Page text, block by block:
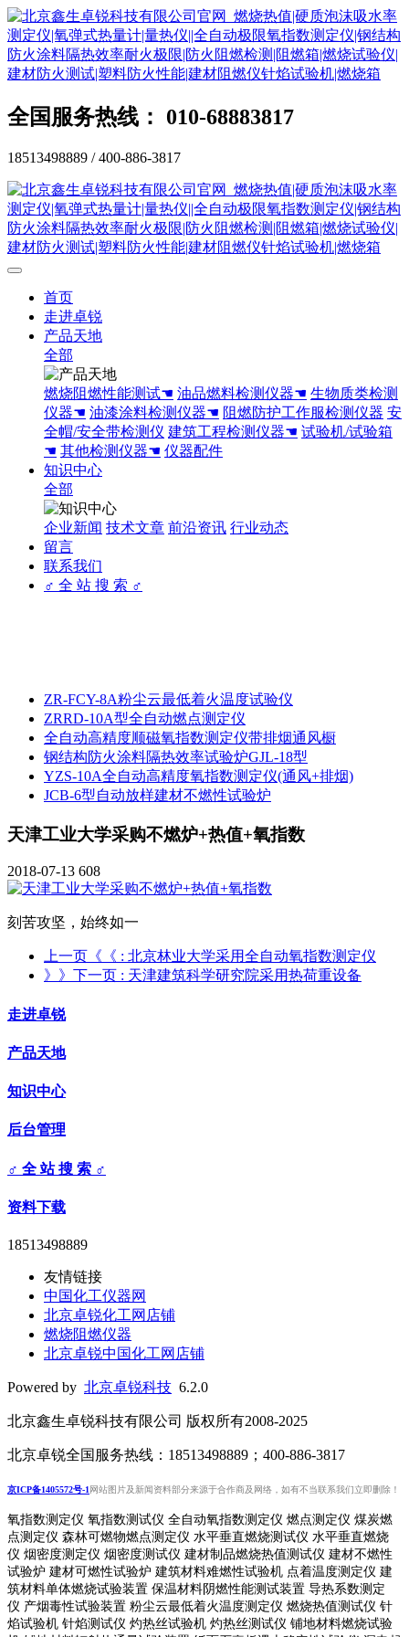
全国服务热线： 010-68883817
18513498889 / 400-886-3817
首页
走进卓锐
产品天地
全部
燃烧阻燃性能测试☚ 油品燃料检测仪器☚ 生物质类检测
仪器☚ 油漆涂料检测仪器☚ 阻燃防护工作服检测仪器 安
全帽/安全带检测仪 建筑工程检测仪器☚ 试验机/试验箱
☚ 其他检测仪器☚ 仪器配件
知识中心
全部
企业新闻 技术文章 前沿资讯 行业动态
留言
联系我们
♂ 全 站 搜 索 ♂
ZR-FCY-8A粉尘云最低着火温度试验仪
ZRRD-10A型全自动燃点测定仪
全自动高精度顺磁氧指数测定仪带排烟通风橱
钢结构防火涂料隔热效率试验炉GJL-18型
YZS-10A全自动高精度氧指数测定仪(通风+排烟)
JCB-6型自动放样建材不燃性试验炉
天津工业大学采购不燃炉+热值+氧指数
2018-07-13 608
刻苦攻坚，始终如一
上一页《《 : 北京林业大学采用全自动氧指数测定仪
》》下一页 : 天津建筑科学研究院采用热荷重设备
走进卓锐
产品天地
知识中心
后台管理
♂ 全 站 搜 索 ♂
资料下载
18513498889
友情链接
中国化工仪器网
北京卓锐化工网店铺
燃烧阻燃仪器
北京卓锐中国化工网店铺
Powered by 北京卓锐科技 6.2.0
北京鑫生卓锐科技有限公司 版权所有2008-2025
北京卓锐全国服务热线：18513498889；400-886-3817
京ICP备1405572号-1网站图片及新闻资料部分来源于合作商及网络，如有不当联系我们立即删除！
氧指数测定仪 氧指数测试仪 全自动氧指数测定仪 燃点测定仪 煤炭燃
点测定仪 森林可燃物燃点测定仪 水平垂直燃烧测试仪 水平垂直燃烧
仪 烟密度测定仪 烟密度测试仪 建材制品燃烧热值测试仪 建材不燃性
试验炉 建材可燃性试验炉 建筑材料难燃性试验机 点着温度测定仪 建
筑材料单体燃烧试验装置 保温材料阴燃性能测试装置 导热系数测定
仪 产烟毒性试验装置 粉尘云最低着火温度测定仪 燃烧热值测试仪 针
焰试验机 针焰测试仪 灼热丝试验机 灼热丝测试仪 铺地材料燃烧试验